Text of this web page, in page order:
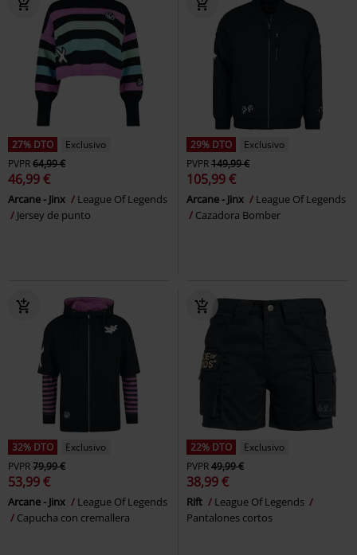
27% DTO
Exclusivo
PVPR64,99 €
46,99 €
Arcane - Jinx
League Of Legends
Jersey de punto
29% DTO
Exclusivo
PVPR149,99 €
105,99 €
Arcane - Jinx
League Of Legends
Cazadora Bomber
32% DTO
Exclusivo
PVPR79,99 €
53,99 €
Arcane - Jinx
League Of Legends
Capucha con cremallera
22% DTO
Exclusivo
PVPR49,99 €
38,99 €
Rift
League Of Legends
Pantalones cortos